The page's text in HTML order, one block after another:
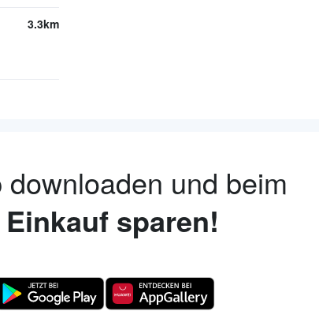
3.3km
und beim
Einkauf sparen!